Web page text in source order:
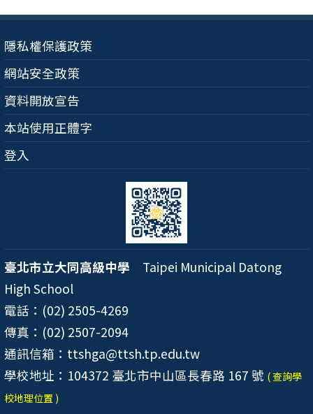
隱私權保護政策
網站安全政策
資料開放宣告
本站使用正體字
登入
臺北市立大同高級中學 Taipei Municipal Datong
High School
電話：(02) 2505-4269
傳真：(02) 2507-2094
通訊信箱：ttshga@ttsh.tp.edu.tw
學校地址：104372 臺北市中山區長春路 167 號 ( 查詢學
校地理位置 )